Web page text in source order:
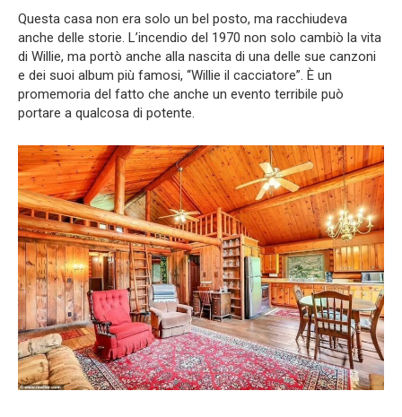
Questa casa non era solo un bel posto, ma racchiudeva
anche delle storie. L’incendio del 1970 non solo cambiò la vita
di Willie, ma portò anche alla nascita di una delle sue canzoni
e dei suoi album più famosi, “Willie il cacciatore”. È un
promemoria del fatto che anche un evento terribile può
portare a qualcosa di potente.